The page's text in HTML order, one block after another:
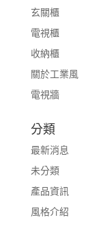
玄關櫃
電視櫃
收納櫃
關於工業風
電視牆
分類
最新消息
未分類
產品資訊
風格介紹